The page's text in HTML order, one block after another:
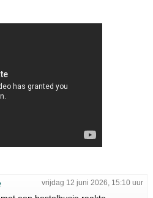
vrijdag 12 juni 2026, 15:10 uur